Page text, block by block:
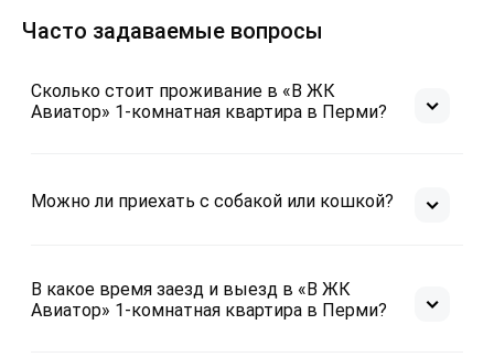
Часто задаваемые вопросы
Сколько стоит проживание в «В ЖК
Авиатор» 1-комнатная квартира в Перми?
Можно ли приехать с собакой или кошкой?
В какое время заезд и выезд в «В ЖК
Авиатор» 1-комнатная квартира в Перми?